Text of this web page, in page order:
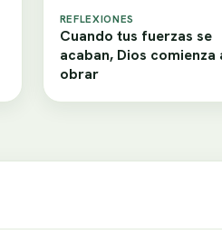
REFLEXIONES
Cuando tus fuerzas se
acaban, Dios comienza
obrar